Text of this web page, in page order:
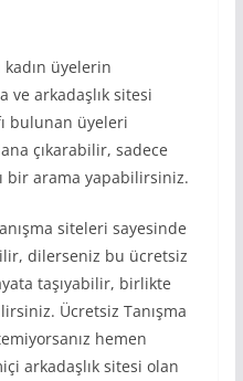
kadın üyelerin
ve arkadaşlık sitesi
bulunan üyeleri
çıkarabilir, sadece
bir arama yapabilirsiniz.
siteleri sayesinde
dilerseniz bu ücretsiz
taşıyabilir, birlikte
Ücretsiz Tanışma
hemen
arkadaşlık sitesi olan